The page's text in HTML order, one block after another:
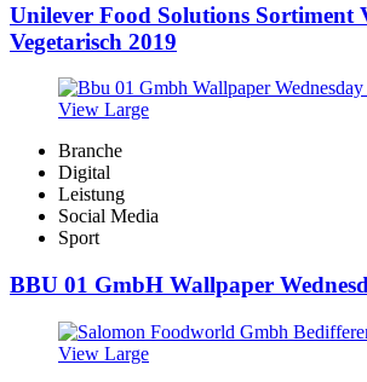
Unilever Food Solutions Sortiment
Vegetarisch 2019
View Large
Branche
Digital
Leistung
Social Media
Sport
BBU 01 GmbH Wallpaper
View Large